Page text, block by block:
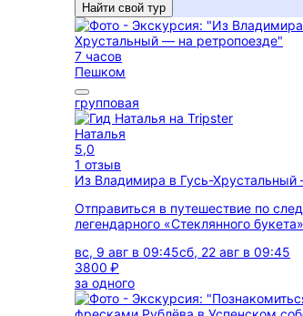
Найти свой тур
7 часов
Пешком
групповая
Наталья
5,0
1 отзыв
Из Владимира в Гусь-Хрустальный
Отправиться в путешествие по
легендарного «Стеклянного букета»
вс, 9 авг в 09:45сб, 22 авг в 09:45
3800 ₽
за одного